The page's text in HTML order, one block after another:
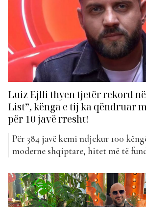
Luiz Ejlli thyen tjetër rekord në
List”, kënga e tij ka qëndruar
për 10 javë rresht!
Për 384 javë kemi ndjekur 100
moderne shqiptare, hitet më të
Top List” ka shpallur klasifikimin e
bukura të muzikës shqiptare, ku
të tij tregon se cilat...